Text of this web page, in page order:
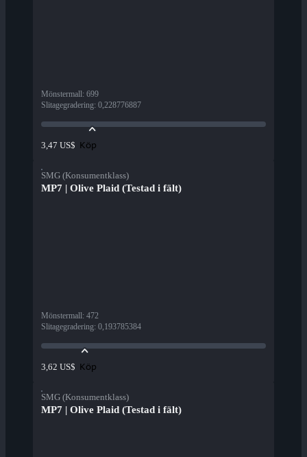
Mönstermall: 699
Slitagegradering: 0,228776887
3,47 US$ Köp
SMG (Konsumentklass)
MP7 | Olive Plaid (Testad i fält)
Mönstermall: 472
Slitagegradering: 0,193785384
3,62 US$ Köp
SMG (Konsumentklass)
MP7 | Olive Plaid (Testad i fält)